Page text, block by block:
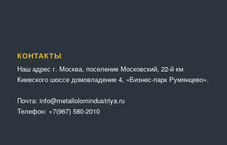
КОНТАКТЫ
Наш адрес г. Москва, поселение Московский, 22-й км
Киевского шоссе домовладение 4, «Бизнес-парк Румянцево».
Почта: info@metallolomindustriya.ru
Телефон: +7(967) 580-2010